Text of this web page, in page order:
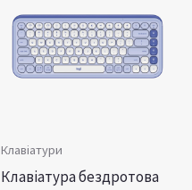
Клавіатури
Клавiатура бездротова